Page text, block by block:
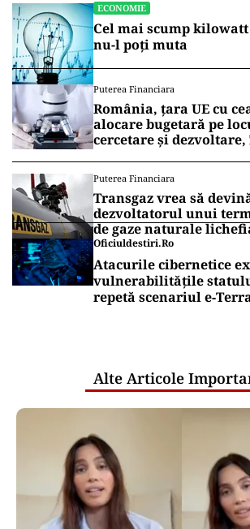
ECONOMIE
Cel mai scump kilowatt
nu-l poți muta
Puterea Financiara
România, țara UE cu
alocare bugetară pe
cercetare și dezvoltare,
Puterea Financiara
Transgaz vrea să
dezvoltatorul unui
de gaze naturale
Oficiuldestiri.ro
Atacurile cibernetice
vulnerabilitățile
repetă scenariul
Alte Articole